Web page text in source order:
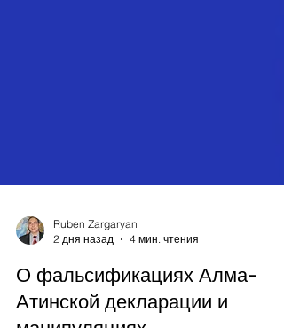
2 дня назад
4 мин. чтения
О фальсификациях Алма-